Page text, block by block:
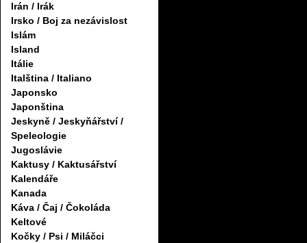
Irán / Irák
Irsko / Boj za nezávislost
Islám
Island
Itálie
Italština / Italiano
Japonsko
Japonština
Jeskyně / Jeskyňářství /
Speleologie
Jugoslávie
Kaktusy / Kaktusářství
Kalendáře
Kanada
Káva / Čaj / Čokoláda
Keltové
Kočky / Psi / Miláčci